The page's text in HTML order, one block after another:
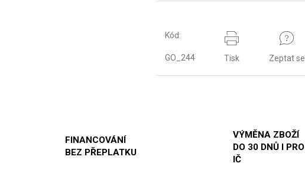
Kód:
GO_244 Tisk Zeptat se
FINANCOVÁNÍ
BEZ PŘEPLATKU
VÝMĚNA ZBOŽÍ
DO 30 DNŮ I PRO
IČ